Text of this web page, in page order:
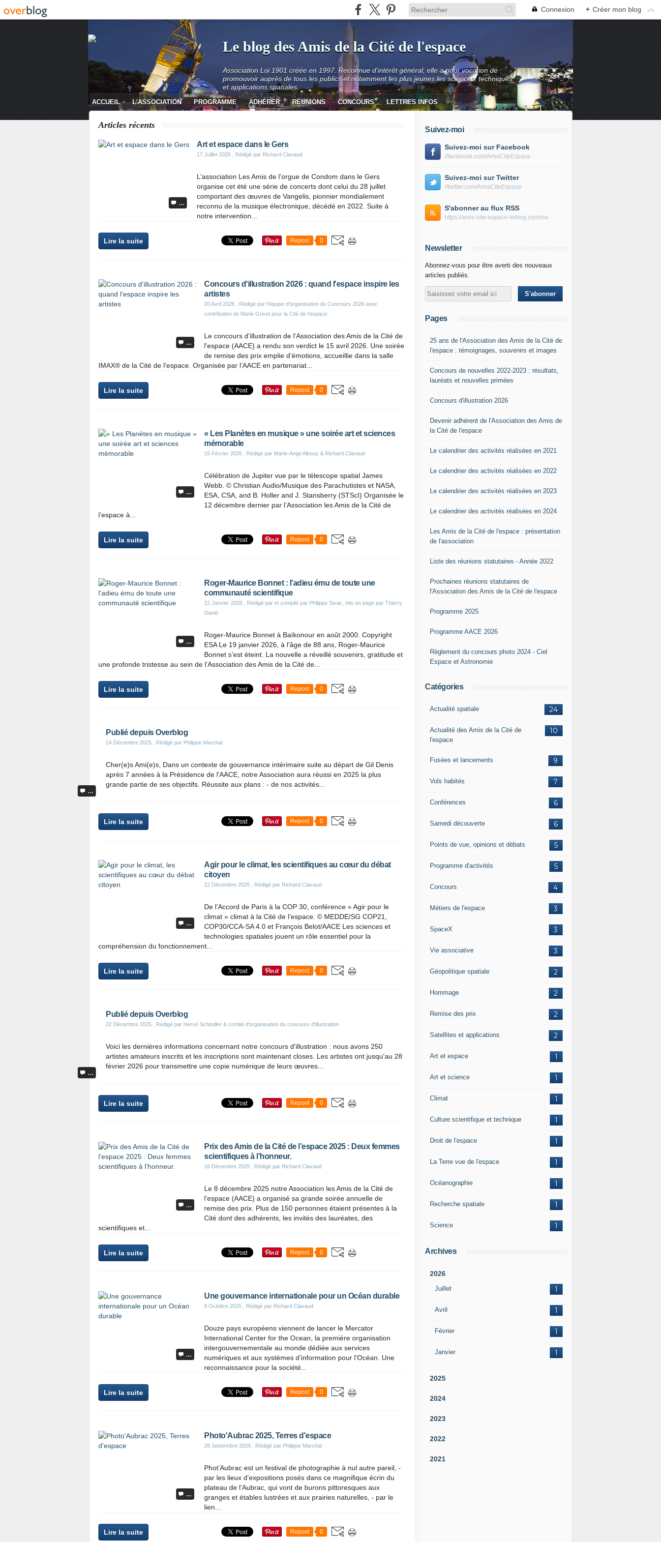
Connexion + Créer mon blog
Le blog des Amis de la Cité de l'espace
Association Loi 1901 créée en 1997. Reconnue d'intérêt général, elle a pour vocation de
promouvoir auprès de tous les publics et notamment les plus jeunes les sciences, techniques
et applications spatiales.
ACCUEIL L'ASSOCIATION PROGRAMME ADHÉRER RÉUNIONS CONCOURS LETTRES INFOS
CONTACT
Articles récents
…
Art et espace dans le Gers
17 Juillet 2026 , Rédigé par Richard Clavaud
L’association Les Amis de l’orgue de Condom dans le Gers
organise cet été une série de concerts dont celui du 28 juillet
comportant des œuvres de Vangelis, pionnier mondialement
reconnu de la musique électronique, décédé en 2022. Suite à
notre intervention...
Lire la suite Repost 0
…
Concours d'illustration 2026 : quand l'espace inspire les
artistes
20 Avril 2026 , Rédigé par l’équipe d’organisation du Concours 2026 avec
contribution de Marie Grivot pour la Cité de l’espace.
Le concours d'illustration de l’Association des Amis de la Cité de
l'espace (AACE) a rendu son verdict le 15 avril 2026. Une soirée
de remise des prix emplie d’émotions, accueillie dans la salle
IMAX® de la Cité de l'espace. Organisée par l’AACE en partenariat...
Lire la suite Repost 0
…
« Les Planètes en musique » une soirée art et sciences
mémorable
15 Février 2026 , Rédigé par Marie-Ange Albouy & Richard Clavaud
Célébration de Jupiter vue par le télescope spatial James
Webb. © Christian Audio/Musique des Parachutistes et NASA,
ESA, CSA, and B. Holler and J. Stansberry (STScI) Organisée le
12 décembre dernier par l’Association les Amis de la Cité de
l’espace à...
Lire la suite Repost 0
…
Roger‑Maurice Bonnet : l’adieu ému de toute une
communauté scientifique
22 Janvier 2026 , Rédigé par et compilé par Philippe Sivac, mis en page par Thierry
David
Roger-Maurice Bonnet à Baïkonour en août 2000. Copyright
ESA Le 19 janvier 2026, à l’âge de 88 ans, Roger‑Maurice
Bonnet s’est éteint. La nouvelle a réveillé souvenirs, gratitude et
une profonde tristesse au sein de l’Association des Amis de la Cité de...
Lire la suite Repost 0
…
Publié depuis Overblog
24 Décembre 2025 , Rédigé par Philippe Marchal
Cher(e)s Ami(e)s, Dans un contexte de gouvernance intérimaire suite au départ de Gil Denis
après 7 années à la Présidence de l'AACE, notre Association aura réussi en 2025 la plus
grande partie de ses objectifs. Réussite aux plans : - de nos activités...
Lire la suite Repost 0
…
Agir pour le climat, les scientifiques au cœur du débat
citoyen
22 Décembre 2025 , Rédigé par Richard Clavaud
De l’Accord de Paris à la COP 30, conférence « Agir pour le
climat » climat à la Cité de l’espace. © MEDDE/SG COP21,
COP30/CCA-SA 4.0 et François Belot/AACE Les sciences et
technologies spatiales jouent un rôle essentiel pour la
compréhension du fonctionnement...
Lire la suite Repost 0
…
Publié depuis Overblog
22 Décembre 2025 , Rédigé par Hervé Schindler & comité d'organisation du concours d'illustration
Voici les dernières informations concernant notre concours d'illustration : nous avons 250
artistes amateurs inscrits et les inscriptions sont maintenant closes. Les artistes ont jusqu'au 28
février 2026 pour transmettre une copie numérique de leurs œuvres...
Lire la suite Repost 0
…
Prix des Amis de la Cité de l’espace 2025 : Deux femmes
scientifiques à l’honneur.
16 Décembre 2025 , Rédigé par Richard Clavaud
Le 8 décembre 2025 notre Association les Amis de la Cité de
l’espace (AACE) a organisé sa grande soirée annuelle de
remise des prix. Plus de 150 personnes étaient présentes à la
Cité dont des adhérents, les invités des lauréates, des
scientifiques et...
Lire la suite Repost 0
…
Une gouvernance internationale pour un Océan durable
6 Octobre 2025 , Rédigé par Richard Clavaud
Douze pays européens viennent de lancer le Mercator
International Center for the Ocean, la première organisation
intergouvernementale au monde dédiée aux services
numériques et aux systèmes d’information pour l’Océan. Une
reconnaissance pour la société...
Lire la suite Repost 0
…
Photo'Aubrac 2025, Terres d'espace
28 Septembre 2025 , Rédigé par Philippe Marchal
Phot’Aubrac est un festival de photographie à nul autre pareil, -
par les lieux d’expositions posés dans ce magnifique écrin du
plateau de l’Aubrac, qui vont de burons pittoresques aux
granges et étables lustrées et aux prairies naturelles, - par le
lien...
Lire la suite Repost 0
Suivez-moi
Suivez-moi sur Facebook
//facebook.com/AmisCiteEspace
Suivez-moi sur Twitter
//twitter.com/AmisCiteEspace
S'abonner au flux RSS
https://amis-cite-espace-leblog.com/rss
Newsletter
Abonnez-vous pour être averti des nouveaux
articles publiés.
Pages
25 ans de l'Association des Amis de la Cité de
l'espace : témoignages, souvenirs et images
Concours de nouvelles 2022-2023 : résultats,
lauréats et nouvelles primées
Concours d'illustration 2026
Devenir adhérent de l'Association des Amis de
la Cité de l'espace
Le calendrier des activités réalisées en 2021
Le calendrier des activités réalisées en 2022
Le calendrier des activités réalisées en 2023
Le calendrier des activités réalisées en 2024
Les Amis de la Cité de l'espace : présentation
de l'association
Liste des réunions statutaires - Année 2022
Prochaines réunions statutaires de
l'Association des Amis de la Cité de l'espace
Programme 2025
Programme AACE 2026
Règlement du concours photo 2024 - Ciel
Espace et Astronomie
Catégories
24
Actualité spatiale
10
Actualité des Amis de la Cité de
l'espace
9
Fusées et lancements
7
Vols habités
6
Conférences
6
Samedi découverte
5
Points de vue, opinions et débats
5
Programme d'activités
4
Concours
3
Métiers de l'espace
3
SpaceX
3
Vie associative
2
Géopolitique spatiale
2
Hommage
2
Remise des prix
2
Satellites et applications
1
Art et espace
1
Art et science
1
Climat
1
Culture scientifique et technique
1
Droit de l'espace
1
La Terre vue de l'espace
1
Océanographie
1
Recherche spatiale
1
Science
Archives
2026
Juillet 1
Avril 1
Février 1
Janvier 1
2025
2024
2023
2022
2021